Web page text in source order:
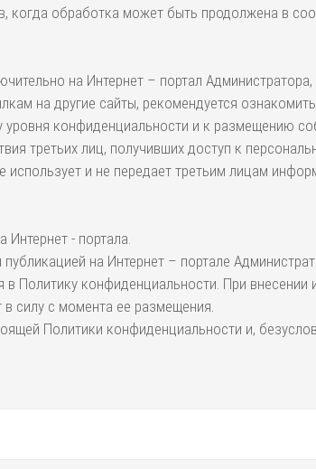
когда обработка может быть продолжена в
на Интернет – портал
на другие сайты, рекомендуется
конфиденциальности и к размещению
третьих лиц, получивших доступ к
использует и не передает третьим лицам
- портала.
на Интернет – портале
Политику конфиденциальности. При
силу с момента ее размещения.
Политики конфиденциальности и,